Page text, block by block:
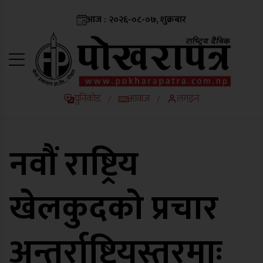
आज : २०२६-०८-०७, शुक्रबार
युनिकोड / आवाज / लगइन
नवौं राष्ट्रिय
खेलकुदको प्रचार